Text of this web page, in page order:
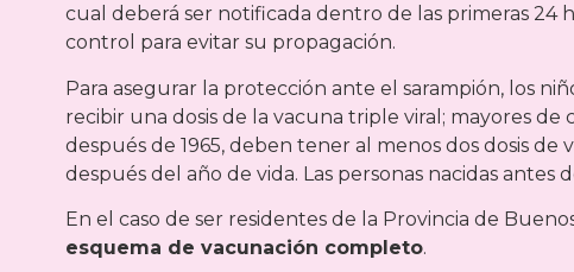
cual deberá ser notificada dentro de las primeras 24
control para evitar su propagación.
Para asegurar la protección ante el sarampión, los
recibir una dosis de la vacuna triple viral; mayores de
después de 1965, deben tener al menos dos dosis
después del año de vida. Las personas nacidas antes
En el caso de ser residentes de la Provincia de
esquema de vacunación completo.